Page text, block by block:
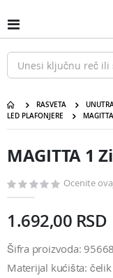
na
sadržaj
Uključi
/
isključi
Nav
RASVETA
LED PLAFONJERE
kraj
galerije
početak
galerije
MAGITTA 1
Ocenite
1.692,00 RSD
Šifra proizvoda: 95668
Materijal kućišta: čelik